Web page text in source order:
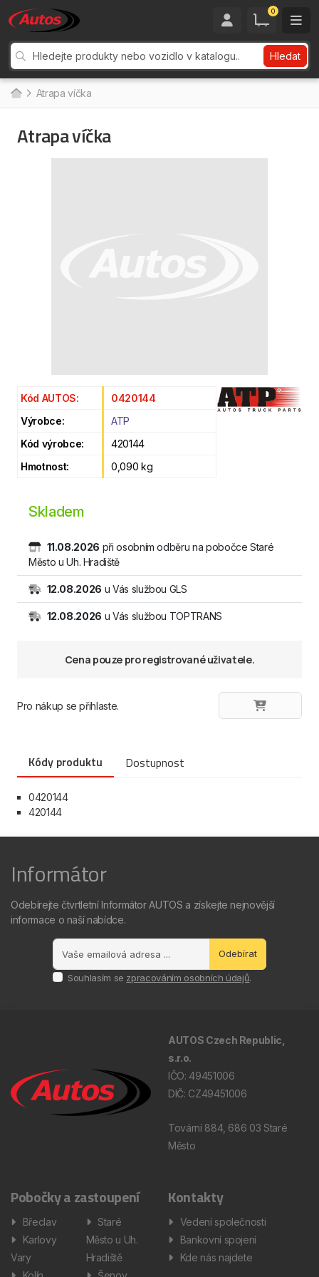
0
Hledat
Atrapa víčka
Atrapa víčka
Kód AUTOS:
0420144
Výrobce:
ATP
Kód výrobce:
420144
Hmotnost:
0,090 kg
Skladem
11.08.2026 při osobním odběru na pobočce Staré
Město u Uh. Hradiště
12.08.2026 u Vás službou GLS
12.08.2026 u Vás službou TOPTRANS
Cena pouze pro registrované uživatele.
Pro nákup se přihlaste.
Kódy produktu Dostupnost
0420144
420144
Informátor
Odebírejte čtvrtletní Informátor AUTOS a získejte nejnovější
informace o naší nabídce.
Odebírat
Souhlasím se zpracováním osobních údajů.
AUTOS Czech Republic,
s.r.o.
IČO: 49451006
DIČ: CZ49451006
Tovární 884, 686 03 Staré
Město
Pobočky a zastoupení
Břeclav
Karlovy
Vary
Staré
Město u Uh.
Hradiště
Kontakty
Vedení společnosti
Bankovní spojení
Kde nás najdete